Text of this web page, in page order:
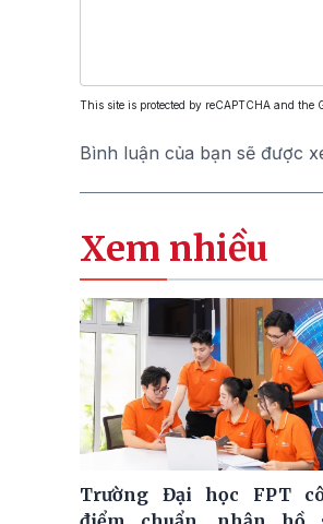
This site is protected by reCAPTCHA and the
Bình luận của bạn sẽ được
Xem nhiều
Trường Đại học FPT